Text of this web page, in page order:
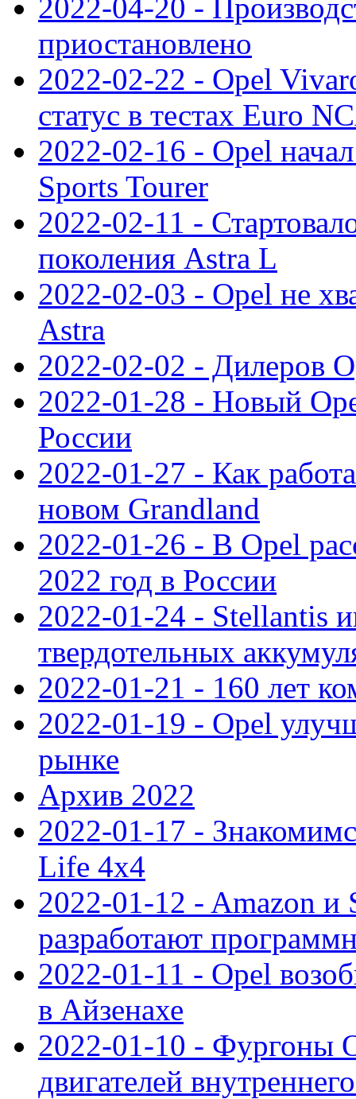
2022-04-20 -
приостановлено
2022-02-22 - Opel
статус в тестах Euro
2022-02-16 - Opel
Sports Tourer
2022-02-11 -
поколения Astra L
2022-02-03 - Opel не
Astra
2022-02-02 - Дилеров
2022-01-28 - Новый
России
2022-01-27 - Как
новом Grandland
2022-01-26 - В Opel
2022 год в России
2022-01-24 - Stellantis
твердотельных
2022-01-21 - 160 лет
2022-01-19 - Opel
рынке
Архив 2022
2022-01-17 -
Life 4x4
2022-01-12 - Amazon и
разработают
2022-01-11 - Opel
в Айзенахе
2022-01-10 - Фургоны
двигателей